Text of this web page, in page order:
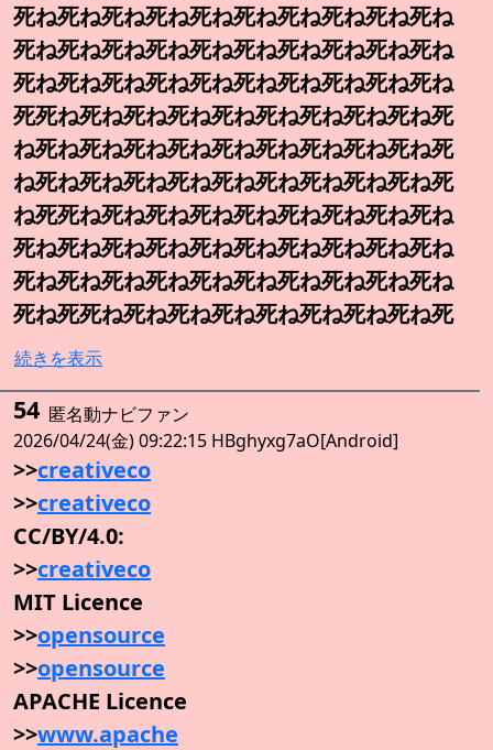
死ね死ね死ね死ね死ね死ね死ね死ね死ね死ね
死ね死ね死ね死ね死ね死ね死ね死ね死ね死ね
死ね死ね死ね死ね死ね死ね死ね死ね死ね死ね
死死ね死ね死ね死ね死ね死ね死ね死ね死ね死
ね死ね死ね死ね死ね死ね死ね死ね死ね死ね死
ね死ね死ね死ね死ね死ね死ね死ね死ね死ね死
ね死死ね死ね死ね死ね死ね死ね死ね死ね死ね
死ね死ね死ね死ね死ね死ね死ね死ね死ね死ね
死ね死ね死ね死ね死ね死ね死ね死ね死ね死ね
死ね死死ね死ね死ね死ね死ね死ね死ね死ね死
続きを表示
54 匿名動ナビファン
2026/04/24(金) 09:22:15 HBghyxg7aO[Android]
>>creativeco
>>creativeco
CC/BY/4.0:
>>creativeco
MIT Licence
>>opensource
>>opensource
APACHE Licence
>>www.apache